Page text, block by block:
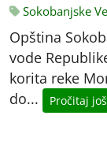
Sokobanjske
Opština
vode
korita reke
do...
Pročitaj